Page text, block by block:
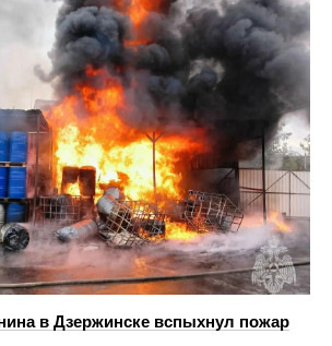
в Дзержинске вспыхнул пожар